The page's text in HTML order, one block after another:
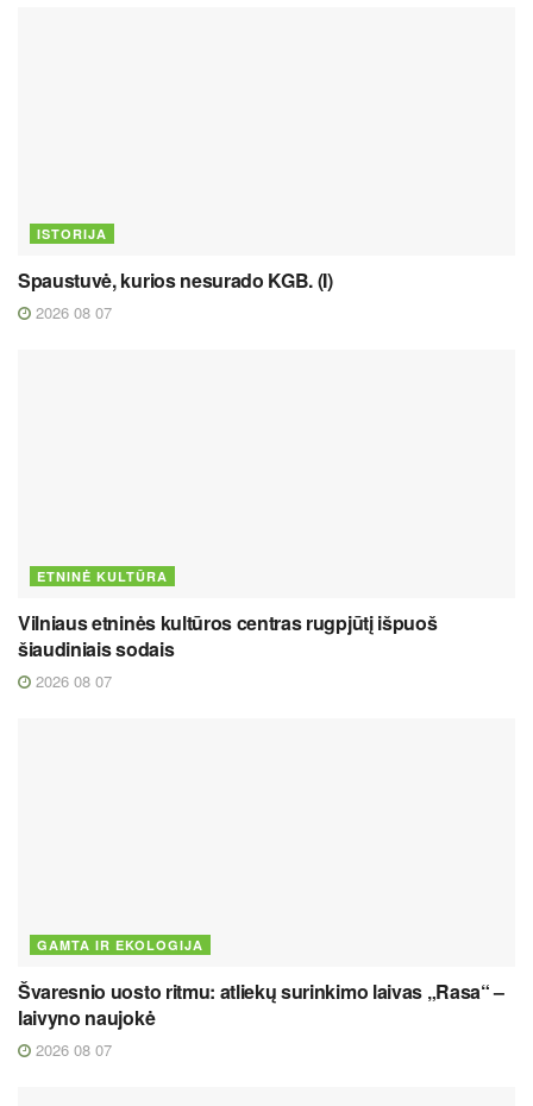
ISTORIJA
Spaustuvė, kurios nesurado KGB. (I)
2026 08 07
ETNINĖ KULTŪRA
Vilniaus etninės kultūros centras rugpjūtį išpuoš
šiaudiniais sodais
2026 08 07
GAMTA IR EKOLOGIJA
Švaresnio uosto ritmu: atliekų surinkimo laivas „Rasa“ –
laivyno naujokė
2026 08 07